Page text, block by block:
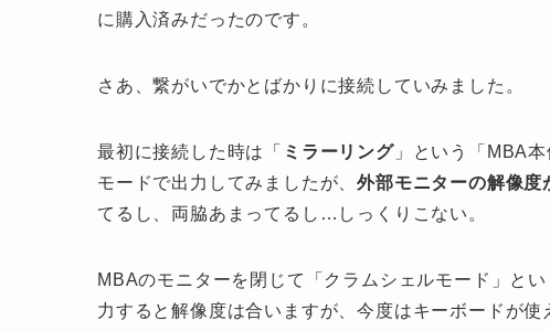
に購入済みだったのです。
さあ、繋がいでかとばかりに接続していみました。
最初に接続した時は「 ミラーリング」という「MBA本
モードで出力してみましたが、外部モニターの解像度
てるし、両脇あまってるし…しっくりこない。
MBAのモニターを閉じて「クラムシェルモード」と
力すると解像度は合いますが、今度はキーボードが